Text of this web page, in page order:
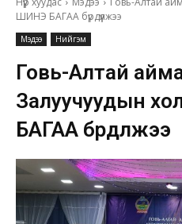
ШИНЭ БАГАА бүрдүүлжээ
Мэдээ Нийгэм
Говь-Алтай
Залуучуудын
БАГАА бүрдүүлжээ